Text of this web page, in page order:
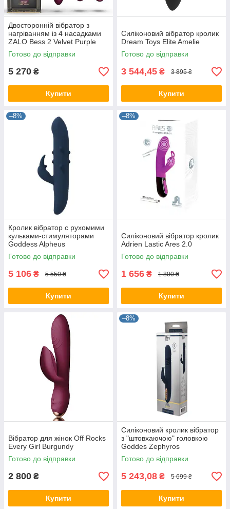
Двосторонній вібратор з
нагріванням із 4 насадками
ZALO Bess 2 Velvet Purple
Готово до відправки
5 270 ₴
Купити
Силіконовий вібратор кролик
Dream Toys Elite Amelie
Готово до відправки
3 544,45 ₴ 3 895 ₴
Купити
–8%
Кролик вібратор c рухомими
кульками-стимуляторами
Goddess Alpheus
Готово до відправки
5 106 ₴ 5 550 ₴
Купити
–8%
Силіконовий вібратор кролик
Adrien Lastic Ares 2.0
Готово до відправки
1 656 ₴ 1 800 ₴
Купити
Вібратор для жінок Off Rocks
Every Girl Burgundy
Готово до відправки
2 800 ₴
Купити
–8%
Силіконовий кролик вібратор
з "штовхаючою" головкою
Goddes Zephyros
Готово до відправки
5 243,08 ₴ 5 699 ₴
Купити